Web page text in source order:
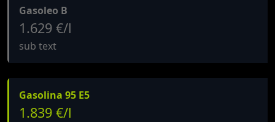
Gasoleo B
1.629 €/l
sub text
Gasolina 95 E5
1.839 €/l